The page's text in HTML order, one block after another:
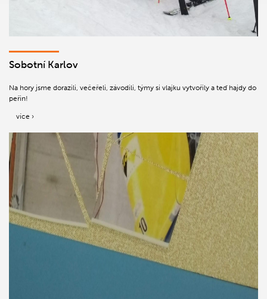
Sobotní Karlov
Na hory jsme dorazili, večeřeli, závodili, týmy si vlajku vytvořily a teď hajdy do
peřin!
více ›